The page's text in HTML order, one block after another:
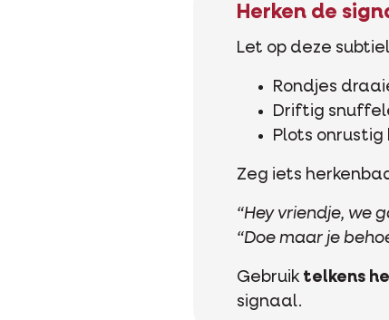
Herken de
Let op deze
Rondjes
Driftig
Plots onrustig
Zeg iets
“Hey vriendje, we
“Doe maar je
Gebruik telkens
signaal.